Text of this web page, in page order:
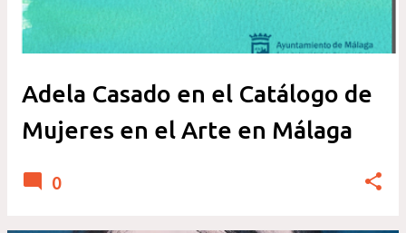
Adela Casado en el Catálogo de
Mujeres en el Arte en Málaga
0